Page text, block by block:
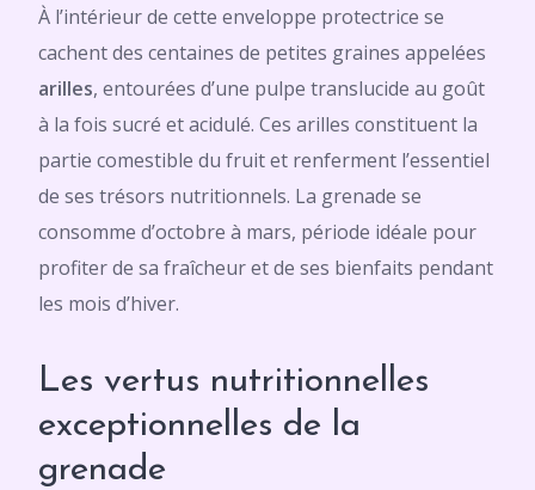
À l’intérieur de cette enveloppe protectrice se
cachent des centaines de petites graines appelées
arilles, entourées d’une pulpe translucide au goût
à la fois sucré et acidulé. Ces arilles constituent la
partie comestible du fruit et renferment l’essentiel
de ses trésors nutritionnels. La grenade se
consomme d’octobre à mars, période idéale pour
profiter de sa fraîcheur et de ses bienfaits pendant
les mois d’hiver.
Les vertus nutritionnelles
exceptionnelles de la
grenade